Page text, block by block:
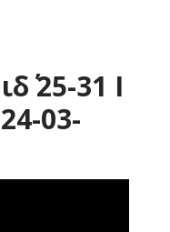
25-31 Ι
03-